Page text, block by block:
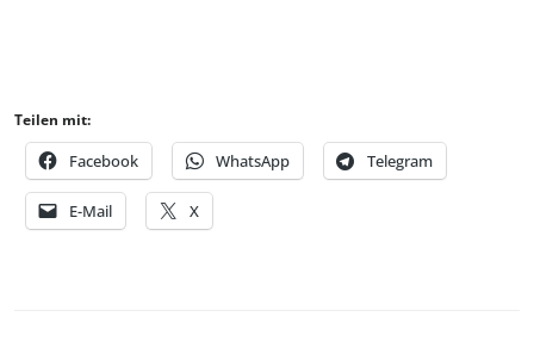
Teilen mit:
Facebook WhatsApp Telegram
E-Mail X